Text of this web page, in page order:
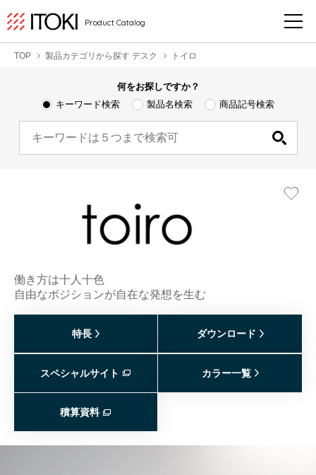
Product Catalog
TOP 製品カテゴリから探す デスク トイロ
何をお探しですか？
キーワード検索
製品名検索 商品記号検索
働き方は十人十色
自由なポジションが自在な発想を生む
特長 ダウンロード
スペシャルサイト カラー一覧
積算資料